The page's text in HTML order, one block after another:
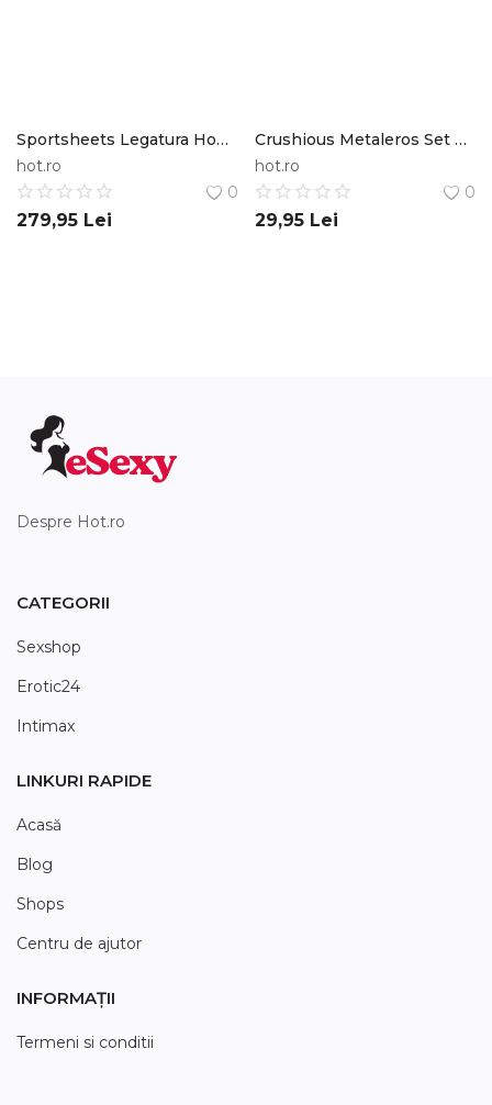
Sportsheets Legatura Hog Tie si Catuse Set de 5 Piese Utilizabile Individual Sportsheets International Inc.
hot.ro
0
279,95 Lei
Crushious Metaleros Set de 3 Inele de Penis din Metal Valorifica-ti Erectia in Mod Eficient Crushious
hot.ro
0
29,95 Lei
Despre Hot.ro
CATEGORII
Sexshop
Erotic24
Intimax
LINKURI RAPIDE
Acasă
Blog
Shops
Centru de ajutor
INFORMAȚII
Termeni si conditii